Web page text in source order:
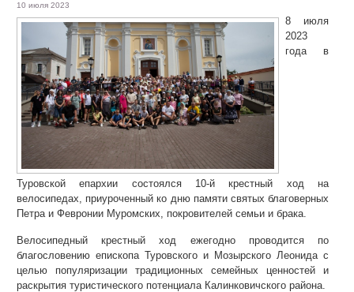
10 июля 2023
8 июля
2023
года в
Туровской епархии состоялся 10-й крестный ход на
велосипедах, приуроченный ко дню памяти святых благоверных
Петра и Февронии Муромских, покровителей семьи и брака.
Велосипедный крестный ход ежегодно проводится по
благословению епископа Туровского и Мозырского Леонида с
целью популяризации традиционных семейных ценностей и
раскрытия туристического потенциала Калинковичского района.